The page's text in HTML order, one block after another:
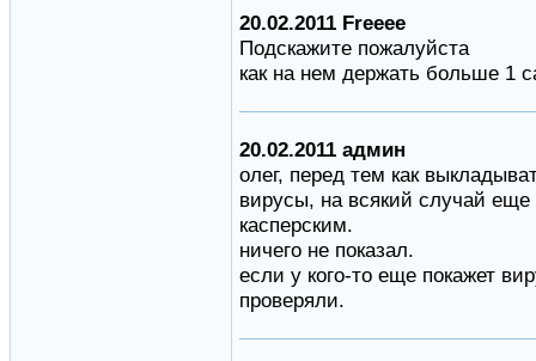
20.02.2011 Freeee
Подскажите пожалуйста
как на нем держать больше 1
20.02.2011 админ
олег, перед тем как
вирусы, на всякий случай
касперским.
ничего не показал.
если у кого-то еще покажет
проверяли.